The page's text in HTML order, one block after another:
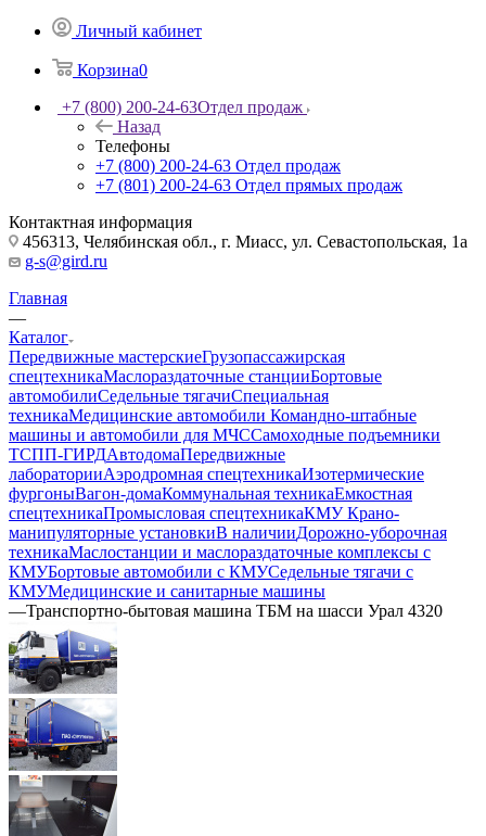
Личный кабинет
Корзина0
+7 (800) 200-24-63Отдел продаж
Назад
Телефоны
+7 (800) 200-24-63 Отдел продаж
+7 (801) 200-24-63 Отдел прямых продаж
Контактная информация
456313, Челябинская обл., г. Миасс, ул. Севастопольская, 1а
g-s@gird.ru
Главная
—
Каталог
Передвижные мастерскиеГрузопассажирская
спецтехникаМаслораздаточные станцииБортовые
автомобилиСедельные тягачиСпециальная
техникаМедицинские автомобили Командно-штабные
машины и автомобили для МЧССамоходные подъемники
ТСПП-ГИРДАвтодомаПередвижные
лабораторииАэродромная спецтехникаИзотермические
фургоныВагон-домаКоммунальная техникаЕмкостная
спецтехникаПромысловая спецтехникаКМУ Крано-
манипуляторные установкиВ наличииДорожно-уборочная
техникаМаслостанции и маслораздаточные комплексы с
КМУБортовые автомобили с КМУСедельные тягачи с
КМУМедицинские и санитарные машины
—Транспортно-бытовая машина ТБМ на шасси Урал 4320